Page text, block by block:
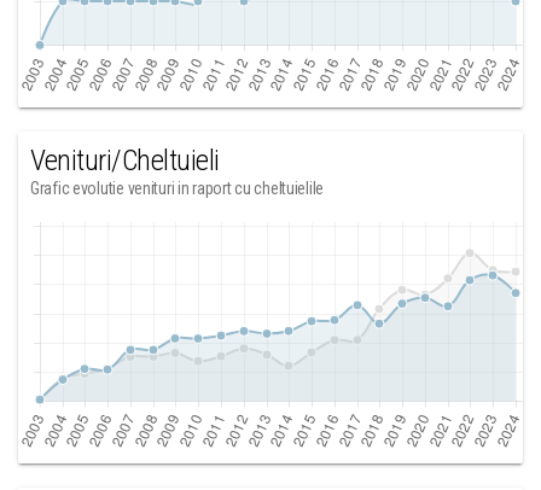
Venituri/Cheltuieli
Grafic evolutie venituri in raport cu cheltuielile